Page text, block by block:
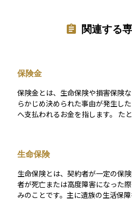
関連する
保険金
保険金とは、生命保険や損害保険
らかじめ決められた事由が発生し
へ支払われるお金を指します。 たとえば死亡や入院、事故によ
ます。
生命保険
生命保険とは、契約者が一定の保
者が死亡または高度障害になった
みのことです。主に遺族の生活保